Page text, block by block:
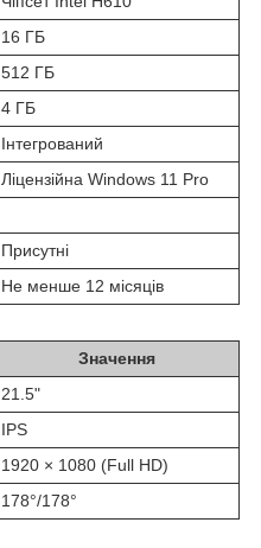
16 ГБ
512 ГБ
4 ГБ
Інтегрований
Ліцензійна Windows 11 Pro
Присутні
Не менше 12 місяців
Значення
21.5"
IPS
1920 × 1080 (Full HD)
178°/178°